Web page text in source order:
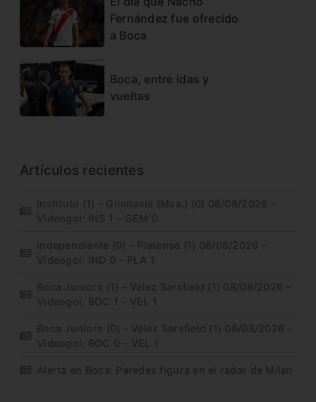
Fernández fue ofrecido
a Boca
Boca, entre idas y
vueltas
Artículos recientes
Instituto (1) – Gimnasia (Mza.) (0) 08/08/2026 –
Videogol: INS 1 – GEM 0
Independiente (0) – Platense (1) 08/08/2026 –
Videogol: IND 0 – PLA 1
Boca Juniors (1) – Vélez Sarsfield (1) 08/08/2026 –
Videogol: BOC 1 – VEL 1
Boca Juniors (0) – Vélez Sarsfield (1) 08/08/2026 –
Videogol: BOC 0 – VEL 1
Alerta en Boca: Paredes figura en el radar de Milan